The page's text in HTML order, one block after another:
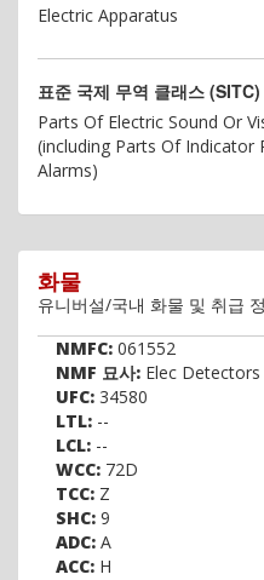
Electric Apparatus
표준 국제 무역 클래스 (SITC)
Parts Of Electric Sound Or
(including Parts Of Indicator
Alarms)
화물
유니버설/국내 화물 및 취급
NMFC: 061552
NMF 묘사: Elec
UFC: 34580
LTL: --
LCL: --
WCC: 72D
TCC: Z
SHC: 9
ADC: A
ACC: H